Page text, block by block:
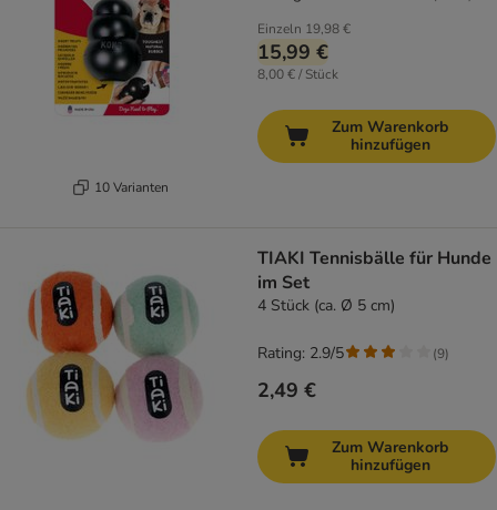
10 Varianten
Einzeln 19,98 €
15,99 €
8,00 € / Stück
Zum Warenkorb
hinzufügen
TIAKI Tennisbälle für Hunde
im Set
4 Stück (ca. Ø 5 cm)
2,49 €
Rating: 2.9/5 (9)
Zum Warenkorb
hinzufügen